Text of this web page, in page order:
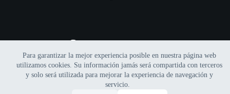
Para garantizar la mejor experiencia posible en nuestra página web
utilizamos cookies. Su información jamás será compartida con terceros
y solo será utilizada para mejorar la experiencia de navegación y
servicio.
Copyright © 2026 Xerofitia | Sitio web financiado por el
programa "Impulso Hostinger"